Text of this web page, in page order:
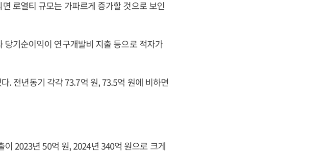
로열티 규모는 가파르게 증가할 것으로 보인
기순이익이 연구개발비 지출 등으로 적자가
. 전년동기 각각 73.7억 원, 73.5억 원에 비하면
2023년 50억 원, 2024년 340억 원으로 크게